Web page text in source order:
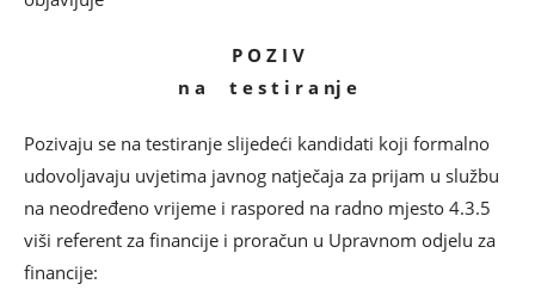
P O Z I V
n a t e s t i r a nj e
Pozivaju se na testiranje slijedeći kandidati koji formalno
udovoljavaju uvjetima javnog natječaja za prijam u službu
na neodređeno vrijeme i raspored na radno mjesto 4.3.5
viši referent za financije i proračun u Upravnom odjelu za
financije: